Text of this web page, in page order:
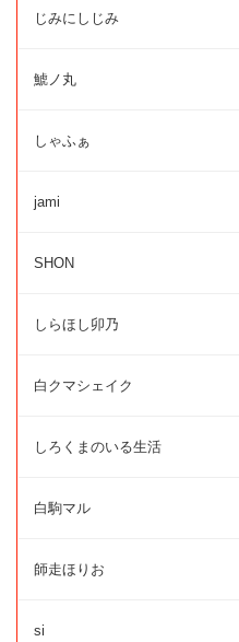
じみにしじみ
鯱ノ丸
しゃふぁ
jami
SHON
しらほし卯乃
白クマシェイク
しろくまのいる生活
白駒マル
師走ほりお
si